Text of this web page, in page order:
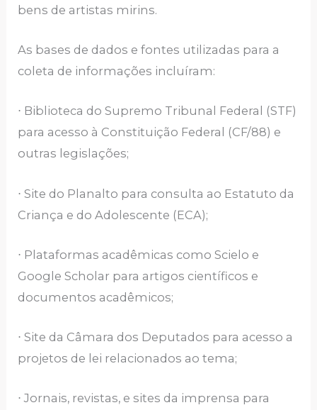
bens de artistas mirins.
As bases de dados e fontes utilizadas para a
coleta de informações incluíram:
⋅ Biblioteca do Supremo Tribunal Federal (STF)
para acesso à Constituição Federal (CF/88) e
outras legislações;
⋅ Site do Planalto para consulta ao Estatuto da
Criança e do Adolescente (ECA);
⋅ Plataformas acadêmicas como Scielo e
Google Scholar para artigos científicos e
documentos acadêmicos;
⋅ Site da Câmara dos Deputados para acesso a
projetos de lei relacionados ao tema;
⋅ Jornais, revistas, e sites da imprensa para